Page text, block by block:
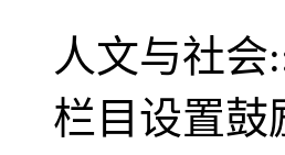
人文与社会
栏目设置鼓